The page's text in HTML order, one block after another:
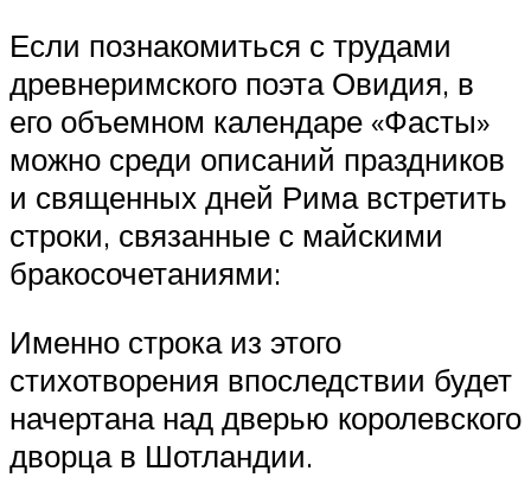
Если познакомиться с трудами
древнеримского поэта Овидия, в
его объемном календаре «Фасты»
можно среди описаний праздников
и священных дней Рима встретить
строки, связанные с майскими
бракосочетаниями:
Именно строка из этого
стихотворения впоследствии будет
начертана над дверью королевского
дворца в Шотландии.